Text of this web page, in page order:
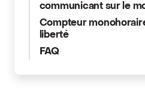
communicant sur le
Compteur
liberté
FAQ